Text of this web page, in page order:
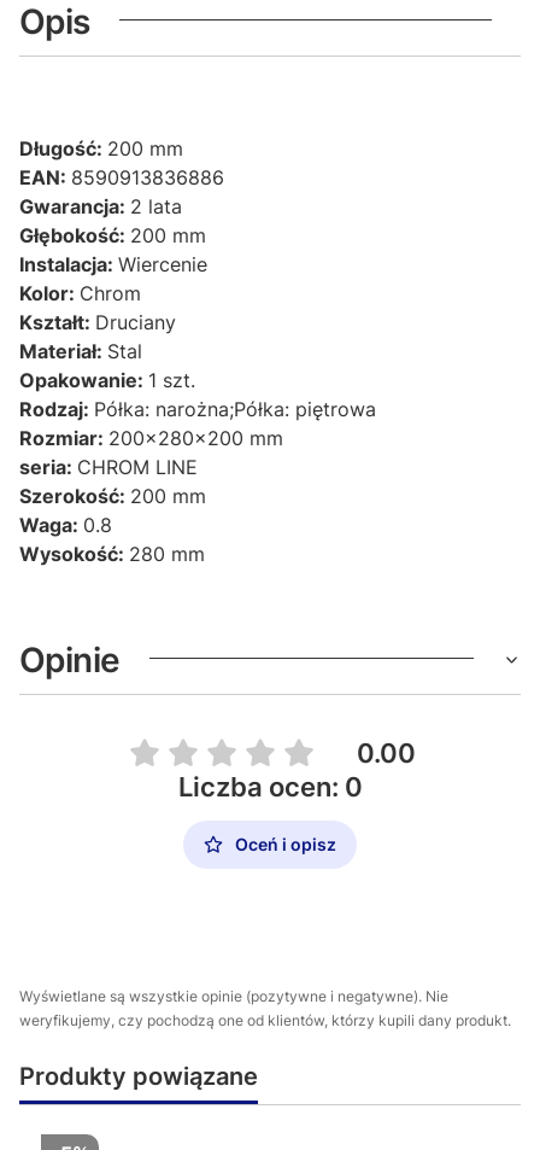
Opis
Długość: 200 mm
EAN: 8590913836886
Gwarancja: 2 lata
Głębokość: 200 mm
Instalacja: Wiercenie
Kolor: Chrom
Kształt: Druciany
Materiał: Stal
Opakowanie: 1 szt.
Rodzaj: Półka: narożna;Półka: piętrowa
Rozmiar: 200x280x200 mm
seria: CHROM LINE
Szerokość: 200 mm
Waga: 0.8
Wysokość: 280 mm
Opinie
0.00
Liczba ocen: 0
Oceń i opisz
Wyświetlane są wszystkie opinie (pozytywne i negatywne). Nie
weryfikujemy, czy pochodzą one od klientów, którzy kupili dany produkt.
Produkty powiązane